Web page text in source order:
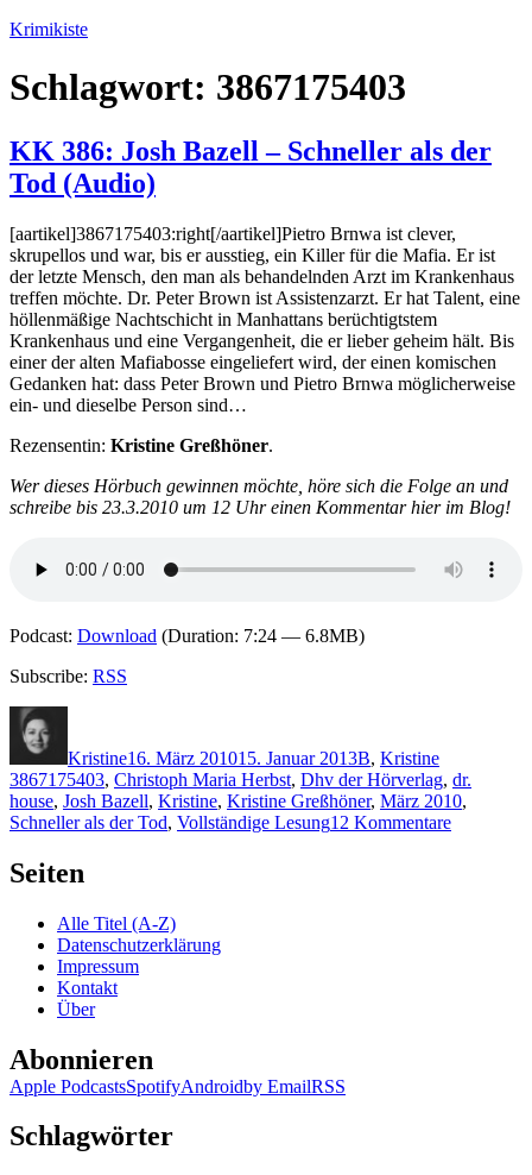
Zum
springen
Krimikiste
Schlagwort: 3867175403
KK 386: Josh Bazell – Schneller als der
Tod (Audio)
[aartikel]3867175403:right[/aartikel]Pietro Brnwa ist clever,
skrupellos und war, bis er ausstieg, ein Killer für die Mafia. Er ist
der letzte Mensch, den man als behandelnden Arzt im Krankenhaus
treffen möchte. Dr. Peter Brown ist Assistenzarzt. Er hat Talent, eine
höllenmäßige Nachtschicht in Manhattans berüchtigtstem
Krankenhaus und eine Vergangenheit, die er lieber geheim hält. Bis
einer der alten Mafiabosse eingeliefert wird, der einen komischen
Gedanken hat: dass Peter Brown und Pietro Brnwa möglicherweise
ein- und dieselbe Person sind…
Rezensentin: Kristine Greßhöner.
Wer dieses Hörbuch gewinnen möchte, höre sich die Folge an und
schreibe bis 23.3.2010 um 12 Uhr einen Kommentar hier im Blog!
Podcast: Download (Duration: 7:24 — 6.8MB)
Subscribe: RSS
Kristine16. März 201015. Januar 2013B, Kristine
3867175403, Christoph Maria Herbst, Dhv der Hörverlag, dr.
house, Josh Bazell, Kristine, Kristine Greßhöner, März 2010,
Schneller als der Tod, Vollständige Lesung12 Kommentarezu
Seiten
Alle Titel (A-Z)
Datenschutzerklärung
Impressum
Kontakt
Über
Abonnieren
Apple PodcastsSpotifyAndroidby EmailRSS
Schlagwörter